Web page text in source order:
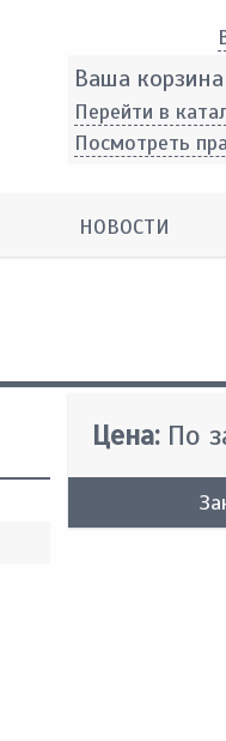
Ваша
Перейти в
Посмотреть
НОВОСТИ
Цена: По